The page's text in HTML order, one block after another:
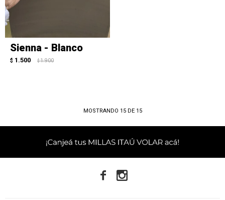
Sienna - Blanco
$ 1.500 $ 1.900
MOSTRANDO 15DE 15
 